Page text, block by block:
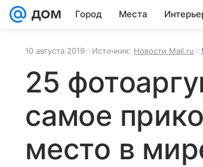
Город Места
10 августа 2019 Источник: Новости Mail.ru
25
самое
место в